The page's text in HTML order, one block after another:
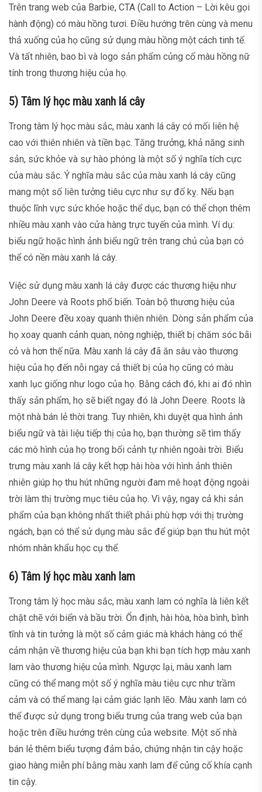
Trên trang web của Barbie, CTA (Call to Action – Lời kêu gọi
hành động) có màu hồng tươi. Điều hướng trên cùng và menu
thả xuống của họ cũng sử dụng màu hồng một cách tinh tế.
Và tất nhiên, bao bì và logo sản phẩm củng cố màu hồng nữ
tính trong thương hiệu của họ.
5) Tâm lý học màu xanh lá cây
Trong tâm lý học màu sắc, màu xanh lá cây có mối liên hệ
cao với thiên nhiên và tiền bạc. Tăng trưởng, khả năng sinh
sản, sức khỏe và sự hào phóng là một số ý nghĩa tích cực
của màu sắc. Ý nghĩa màu sắc của màu xanh lá cây cũng
mang một số liên tưởng tiêu cực như sự đố kỵ. Nếu bạn
thuộc lĩnh vực sức khỏe hoặc thể dục, bạn có thể chọn thêm
nhiều màu xanh vào cửa hàng trực tuyến của mình. Ví dụ:
biểu ngữ hoặc hình ảnh biểu ngữ trên trang chủ của bạn có
thể có nền màu xanh lá cây.
Việc sử dụng màu xanh lá cây được các thương hiệu như
John Deere và Roots phổ biến. Toàn bộ thương hiệu của
John Deere đều xoay quanh thiên nhiên. Dòng sản phẩm của
họ xoay quanh cảnh quan, nông nghiệp, thiết bị chăm sóc bãi
cỏ và hơn thế nữa. Màu xanh lá cây đã ăn sâu vào thương
hiệu của họ đến nỗi ngay cả thiết bị của họ cũng có màu
xanh lục giống như logo của họ. Bằng cách đó, khi ai đó nhìn
thấy sản phẩm, họ sẽ biết ngay đó là John Deere. Roots là
một nhà bán lẻ thời trang. Tuy nhiên, khi duyệt qua hình ảnh
biểu ngữ và tài liệu tiếp thị của họ, bạn thường sẽ tìm thấy
các mô hình của họ trong bối cảnh tự nhiên ngoài trời. Biểu
trưng màu xanh lá cây kết hợp hài hòa với hình ảnh thiên
nhiên giúp họ thu hút những người đam mê hoạt động ngoài
trời làm thị trường mục tiêu của họ. Vì vậy, ngay cả khi sản
phẩm của bạn không nhất thiết phải phù hợp với thị trường
ngách, bạn có thể sử dụng màu sắc để giúp bạn thu hút một
nhóm nhân khẩu học cụ thể.
6) Tâm lý học màu xanh lam
Trong tâm lý học màu sắc, màu xanh lam có nghĩa là liên kết
chặt chẽ với biển và bầu trời. Ổn định, hài hòa, hòa bình, bình
tĩnh và tin tưởng là một số cảm giác mà khách hàng có thể
cảm nhận về thương hiệu của bạn khi bạn tích hợp màu xanh
lam vào thương hiệu của mình. Ngược lại, màu xanh lam
cũng có thể mang một số ý nghĩa màu tiêu cực như trầm
cảm và có thể mang lại cảm giác lạnh lẽo. Màu xanh lam có
thể được sử dụng trong biểu trưng của trang web của bạn
hoặc trên điều hướng trên cùng của website. Một số nhà
bán lẻ thêm biểu tượng đảm bảo, chứng nhận tin cậy hoặc
giao hàng miễn phí bằng màu xanh lam để củng cố khía cạnh
tin cậy.